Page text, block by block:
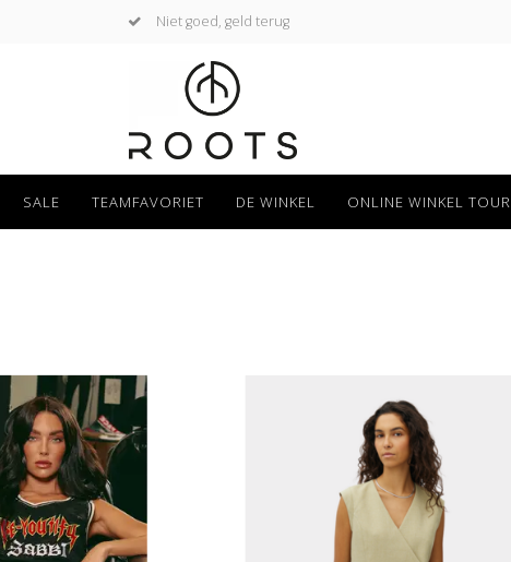
Tot 30 dagen kan jouw bestelling retour
SALE TEAMFAVORIET DE WINKEL ONLINE WINKEL TOUR